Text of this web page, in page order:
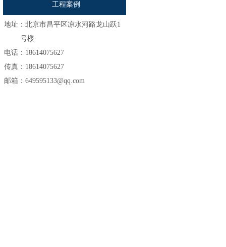
工程案例
地址： 北京市昌平区凉水河路龙山跃1
号楼
电话：18614075627
传真：18614075627
邮箱：649595133@qq.com